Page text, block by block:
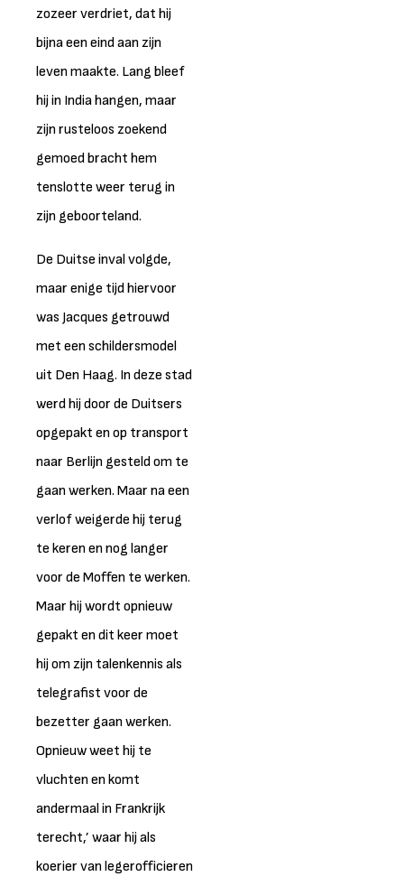
zozeer verdriet, dat hij
bijna een eind aan zijn
leven maakte. Lang bleef
hij in India hangen, maar
zijn rusteloos zoekend
gemoed bracht hem
tenslotte weer terug in
zijn geboorteland.
De Duitse inval volgde,
maar enige tijd hiervoor
was Jacques getrouwd
met een schildersmodel
uit Den Haag. In deze stad
werd hij door de Duitsers
opgepakt en op transport
naar Berlijn gesteld om te
gaan werken. Maar na een
verlof weigerde hij terug
te keren en nog langer
voor de Moffen te werken.
Maar hij wordt opnieuw
gepakt en dit keer moet
hij om zijn talenkennis als
telegrafist voor de
bezetter gaan werken.
Opnieuw weet hij te
vluchten en komt
andermaal in Frankrijk
terecht,’ waar hij als
koerier van legerofficieren